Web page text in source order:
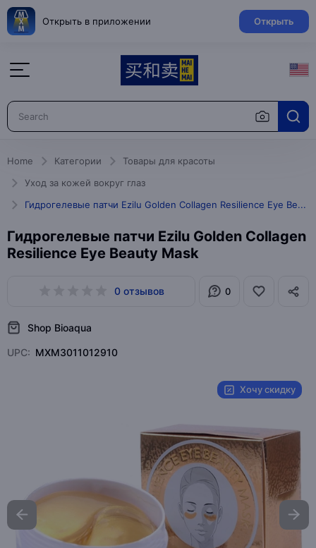
Открыть в приложении Открыть
Home Категории
Товары для красоты
Уход за кожей вокруг глаз
Гидрогелевые патчи Ezilu Golden Collagen Resilience Eye Beauty Mask
Гидрогелевые патчи Ezilu Golden Collagen
Resilience Eye Beauty Mask
0 отзывов 0
Shop Bioaqua
UPC: MXM3011012910
Хочу скидку